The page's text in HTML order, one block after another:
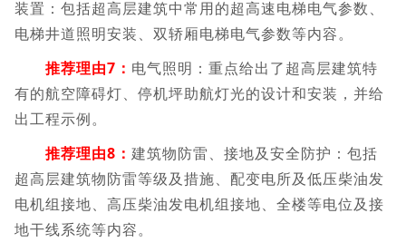
装置：包括超高层建筑中常用的超高速电梯电气参数、
电梯井道照明安装、双轿厢电梯电气参数等内容。
推荐理由7： 电气照明：重点给出了超高层建筑特
有的航空障碍灯、停机坪助航灯光的设计和安装，并给
出工程示例。
推荐理由8： 建筑物防雷、接地及安全防护：包括
超高层建筑物防雷等级及措施、配变电所及低压柴油发
电机组接地、高压柴油发电机组接地、全楼等电位及接
地干线系统等内容。